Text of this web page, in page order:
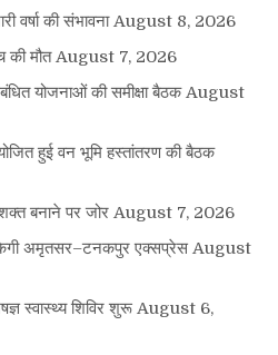
वर्षा की संभावना August 8, 2026
की मौत August 7, 2026
योजनाओं की समीक्षा बैठक August
हुई वन भूमि हस्तांतरण की बैठक
बनाने पर जोर August 7, 2026
अमृतसर–टनकपुर एक्सप्रेस August
स्वास्थ्य शिविर शुरू August 6,